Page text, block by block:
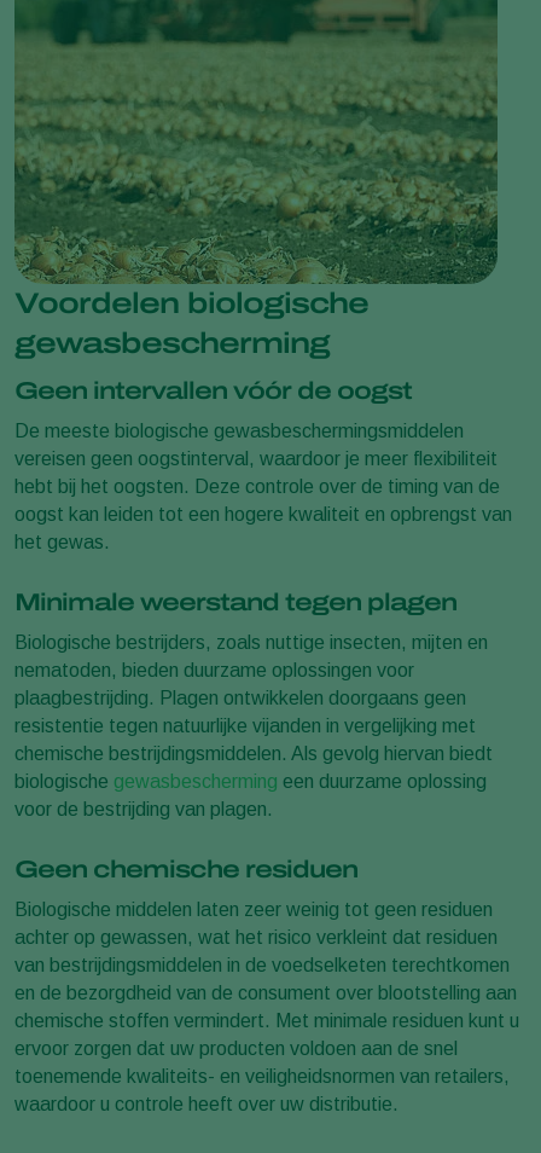
Voordelen biologische
gewasbescherming
Geen intervallen vóór de oogst
De meeste biologische gewasbeschermingsmiddelen
vereisen geen oogstinterval, waardoor je meer flexibiliteit
hebt bij het oogsten. Deze controle over de timing van de
oogst kan leiden tot een hogere kwaliteit en opbrengst van
het gewas.
Minimale weerstand tegen plagen
Biologische bestrijders, zoals nuttige insecten, mijten en
nematoden, bieden duurzame oplossingen voor
plaagbestrijding. Plagen ontwikkelen doorgaans geen
resistentie tegen natuurlijke vijanden in vergelijking met
chemische bestrijdingsmiddelen. Als gevolg hiervan biedt
biologische gewasbescherming een duurzame oplossing
voor de bestrijding van plagen.
Geen chemische residuen
Biologische middelen laten zeer weinig tot geen residuen
achter op gewassen, wat het risico verkleint dat residuen
van bestrijdingsmiddelen in de voedselketen terechtkomen
en de bezorgdheid van de consument over blootstelling aan
chemische stoffen vermindert. Met minimale residuen kunt u
ervoor zorgen dat uw producten voldoen aan de snel
toenemende kwaliteits- en veiligheidsnormen van retailers,
waardoor u controle heeft over uw distributie.